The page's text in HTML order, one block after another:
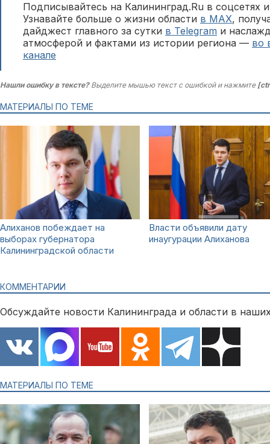
Подписывайтесь на Калининград.Ru в соцсетях
Узнавайте больше о жизни области в MAX,
дайджест главного за сутки в Telegram и
атмосферой и фактами из истории региона — во
канале
Нашли ошибку в тексте?Выделите мышью текст с ошибкой и нажмите
МАТЕРИАЛЫ ПО ТЕМЕ
Алиханов побеждает на
выборах губернатора
Калининградской области
Власти объявили дату
инаугурации Алиханова
КОММЕНТАРИИ
Обсуждайте новости Калининграда и области в
МАТЕРИАЛЫ ПО ТЕМЕ